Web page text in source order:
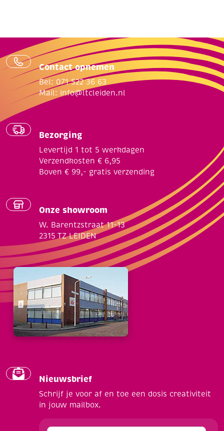
Contact opnemen
Bel: 071 522 36 63
Mail: info@ltcleiden.nl
Bezorging
Levertijd 1 tot 5 werkdagen
Verzendkosten € 6,95
Boven € 99,- gratis verzending
Onze showroom
W. Barentzstraat 11-13
2315 TZ LEIDEN
Nieuwsbrief
Schrijf je voor af en toe een dosis creativiteit
in jouw mailbox.